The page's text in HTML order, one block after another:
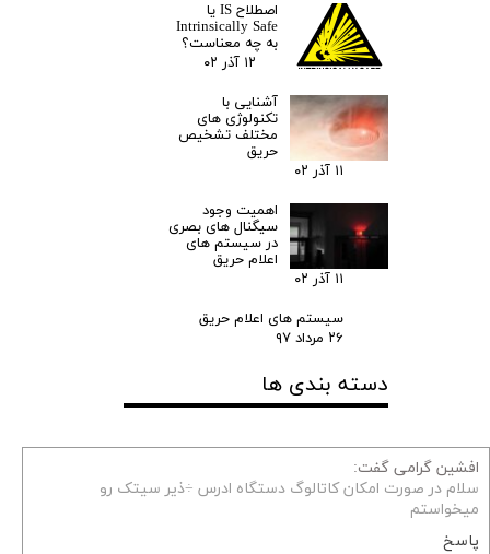
افشین گرامی گفت:
سلام در صورت امکان کاتالوگ دستگاه ادرس ÷ذیر سیتک رو
میخواستم
پاسخ
اصطلاح IS یا
Intrinsically Safe
به چه معناست؟
۱۲ آذر ۰۲
آشنایی با
تکنولوژی های
مختلف تشخیص
حریق
۱۱ آذر ۰۲
اهمیت وجود
سیگنال های بصری
در سیستم های
اعلام حریق
۱۱ آذر ۰۲
سیستم های اعلام حریق
۲۶ مرداد ۹۷
دسته بندی ها